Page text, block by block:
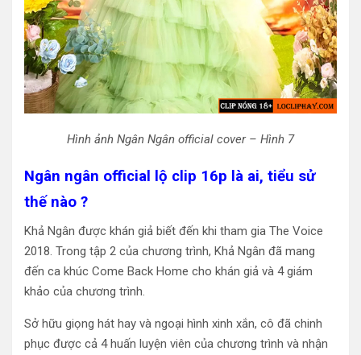
Hình ảnh Ngân Ngân official cover – Hình 7
Ngân ngân official lộ clip 16p là ai, tiểu sử
thế nào ?
Khả Ngân được khán giả biết đến khi tham gia The Voice
2018. Trong tập 2 của chương trình, Khả Ngân đã mang
đến ca khúc Come Back Home cho khán giả và 4 giám
khảo của chương trình.
Sở hữu giọng hát hay và ngoại hình xinh xắn, cô đã chinh
phục được cả 4 huấn luyện viên của chương trình và nhận